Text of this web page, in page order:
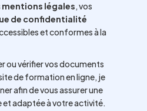
mentions légales, vos
de confidentialité
et conformes à la
ou vérifier vos documents
de formation en ligne, je
afin de vous assurer une
adaptée à votre activité.